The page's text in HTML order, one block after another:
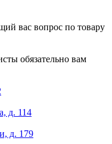
вас вопрос по товару
обязательно вам
д. 114
д. 179